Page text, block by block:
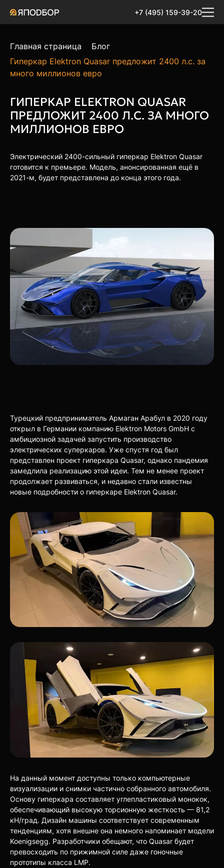
+7 (495) 159-39-20
Главная страница
Блог
Гиперкар Elektron Quasar предложит 2400 л.с. за
много миллионов евро
ГИПЕРКАР ELEKTRON QUASAR
ПРЕДЛОЖИТ 2400 Л.С. ЗА МНОГО
МИЛЛИОНОВ ЕВРО
Электрический 2400-сильный гиперкар Elektron Quasar
готовится к премьере. Модель, анонсированная ещё в
2021-м, будет представлена до конца этого года.
Турецкий предприниматель Армаган Арабул в 2020 году
открыл в Германии компанию Elektron Motors GmbH с
амбициозной задачей запустить производство
электрических суперкаров. Уже спустя год был
представлен проект гиперкара Quasar, однако пандемия
замедлила реализацию этой идеи. Тем не менее проект
продолжает развиваться, и недавно стали известны
новые подробности о гиперкаре Elektron Quasar.
На данный момент доступны только компьютерные
визуализации и снимки частично собранного автомобиля.
Основу гиперкара составляет углепластиковый монокок,
обеспечивающий высокую торсионную жесткость — 81,2
кН/град. Дизайн машины соответствует современным
тенденциям, хотя внешне она немного напоминает модели
Koenigsegg. Разработчики обещают, что Quasar будет
превосходить по прижимной силе даже гоночные
прототипы класса LMP.